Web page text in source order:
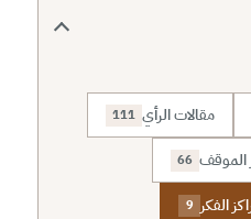
مقالات الرأي 111
الموقف 66
الفكر 9